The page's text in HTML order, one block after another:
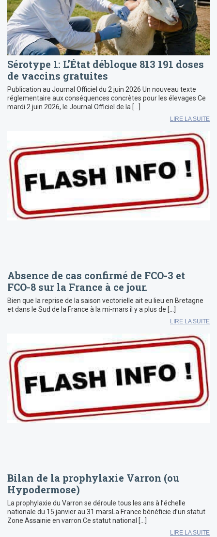
Sérotype 1: L’État débloque 813 191 doses
de vaccins gratuites
Publication au Journal Officiel du 2 juin 2026 Un nouveau texte
réglementaire aux conséquences concrètes pour les élevages Ce
mardi 2 juin 2026, le Journal Officiel de la […]
LIRE LA SUITE
Absence de cas confirmé de FCO-3 et
FCO-8 sur la France à ce jour.
Bien que la reprise de la saison vectorielle ait eu lieu en Bretagne
et dans le Sud de la France à la mi-mars il y a plus de […]
LIRE LA SUITE
Bilan de la prophylaxie Varron (ou
Hypodermose)
La prophylaxie du Varron se déroule tous les ans à l’échelle
nationale du 15 janvier au 31 marsLa France bénéficie d’un statut
Zone Assainie en varron.Ce statut national […]
LIRE LA SUITE